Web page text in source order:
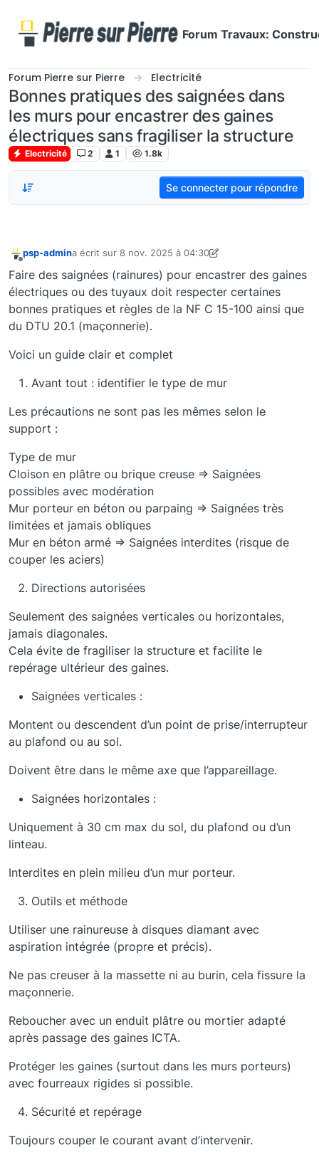
Forum Travaux:
Forum Pierre sur Pierre Electricité
Bonnes pratiques des saignées dans
les murs pour encastrer des gaines
électriques sans fragiliser la structure
Electricité 2 1 1.8k
Se connecter pour répondre
psp-admina écrit sur 8 nov. 2025 à 04:30
dernière édition par psp-admin11 août 2025 à 04:30
Faire des saignées (rainures) pour encastrer des gaines
électriques ou des tuyaux doit respecter certaines
bonnes pratiques et règles de la NF C 15-100 ainsi que
du DTU 20.1 (maçonnerie).
Voici un guide clair et complet
Avant tout : identifier le type de mur
Les précautions ne sont pas les mêmes selon le
support :
Type de mur
Cloison en plâtre ou brique creuse => Saignées
possibles avec modération
Mur porteur en béton ou parpaing => Saignées très
limitées et jamais obliques
Mur en béton armé => Saignées interdites (risque de
couper les aciers)
Directions autorisées
Seulement des saignées verticales ou horizontales,
jamais diagonales.
Cela évite de fragiliser la structure et facilite le
repérage ultérieur des gaines.
Saignées verticales :
Montent ou descendent d’un point de prise/interrupteur
au plafond ou au sol.
Doivent être dans le même axe que l’appareillage.
Saignées horizontales :
Uniquement à 30 cm max du sol, du plafond ou d’un
linteau.
Interdites en plein milieu d’un mur porteur.
Outils et méthode
Utiliser une rainureuse à disques diamant avec
aspiration intégrée (propre et précis).
Ne pas creuser à la massette ni au burin, cela fissure la
maçonnerie.
Reboucher avec un enduit plâtre ou mortier adapté
après passage des gaines ICTA.
Protéger les gaines (surtout dans les murs porteurs)
avec fourreaux rigides si possible.
Sécurité et repérage
Toujours couper le courant avant d’intervenir.